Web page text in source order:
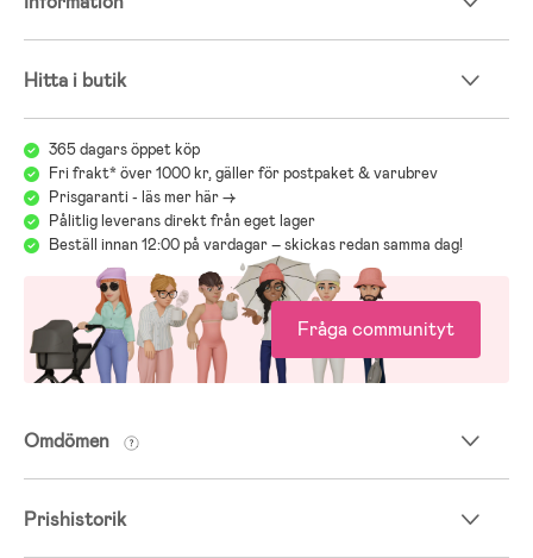
Hitta i butik
365 dagars öppet köp
Fri frakt* över 1000 kr, gäller för postpaket & varubrev
Prisgaranti - läs mer här ->
Pålitlig leverans direkt från eget lager
Beställ innan 12:00 på vardagar – skickas redan samma dag!
Fråga communityt
Omdömen
Prishistorik